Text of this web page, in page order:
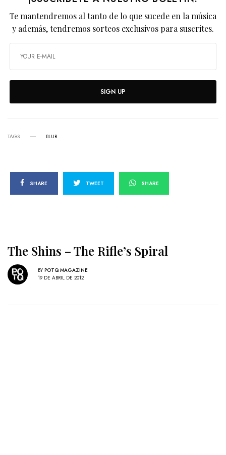
Te mantendremos al tanto de lo que sucede en la música
y además, tendremos sorteos exclusivos para suscrites.
SIGN UP
TAGS BLUR
SHARE TWEET SHARE
The Shins – The Rifle’s Spiral
BY POTQ MAGAZINE
19 DE ABRIL DE 2012